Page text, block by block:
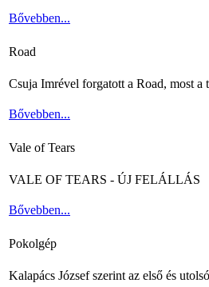
Bővebben...
Road
Csuja Imrével forgatott a Road, most a
Bővebben...
Vale of Tears
VALE OF TEARS - ÚJ FELÁLLÁS
Bővebben...
Pokolgép
Kalapács József szerint az első és